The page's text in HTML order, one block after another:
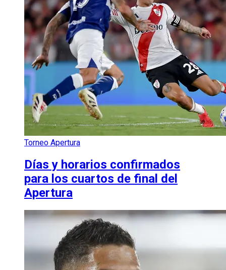
Torneo Apertura
Días y horarios confirmados
para los cuartos de final del
Apertura